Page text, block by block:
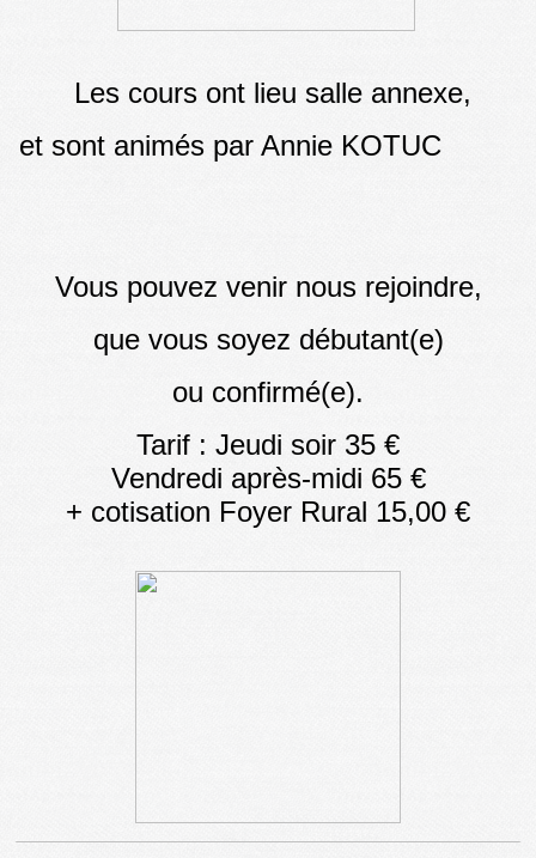
Les cours ont lieu salle annexe,
et sont animés par Annie KOTUC
Vous pouvez venir nous rejoindre,
que vous soyez débutant(e)
ou confirmé(e).
Tarif : Jeudi soir 35 €
Vendredi après-midi 65 €
+ cotisation Foyer Rural 15,00 €